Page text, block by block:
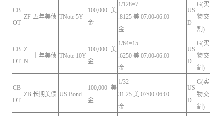
CB
OT
ZF 五年美债 TNote 5Y
100,000美
金
1/128=7
.8125美
金
07:00-06:00
US
D
G(实
物交
割)
CB
OT
Z
N
十年美债 TNote 10Y
100,000美
金
1/64=15
.6250美
金
07:00-06:00
US
D
G(实
物交
割)
CB
OT
ZB 长期美债 US Bond
100,000美
金
1/32 =
31.25美
金
07:00-06:00
US
D
G(实
物交
割)